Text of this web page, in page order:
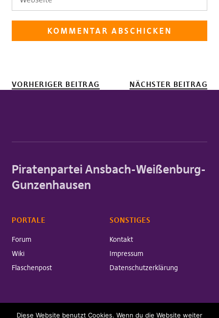
VORHERIGER BEITRAG NÄCHSTER BEITRAG
Piratenpartei Ansbach-Weißenburg-
Gunzenhausen
PORTALE
Forum
Wiki
Flaschenpost
SONSTIGES
Kontakt
Impressum
Datenschutzerklärung
Copyright © 2026 Piratenpartei Ansbach-Weißenburg-Gunzenhausen
Diese Website benutzt Cookies. Wenn du die Website weiter